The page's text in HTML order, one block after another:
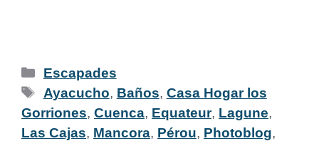
Escapades
Ayacucho, Baños, Casa Hogar los
Gorriones, Cuenca, Equateur, Lagune,
Las Cajas, Mancora, Pérou, Photoblog,